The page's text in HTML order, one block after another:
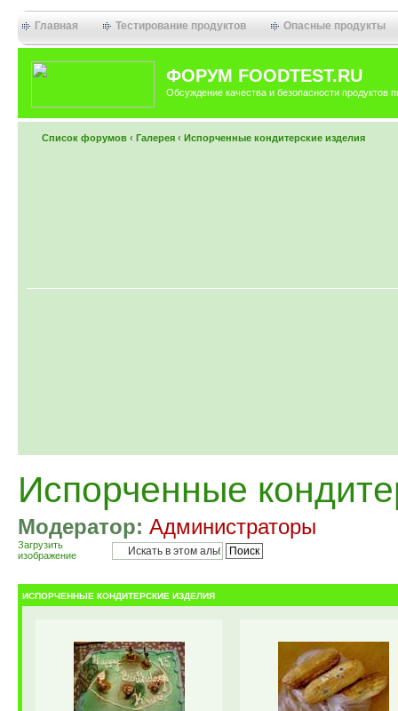
Главная Тестирование продуктов Опасные продукты
ФОРУМ FOODTEST.RU
Обсуждение качества и безопасности продуктов
Список форумов ‹ Галерея ‹ Испорченные кондитерские изделия
Испорченные
Модератор: Администраторы
Загрузить
изображение
ИСПОРЧЕННЫЕ КОНДИТЕРСКИЕ ИЗДЕЛИЯ